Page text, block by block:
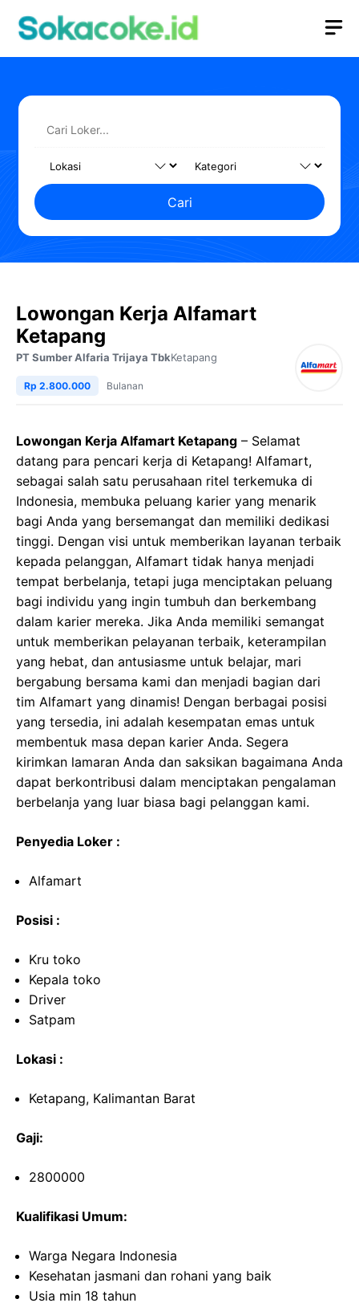
Cari
Lowongan Kerja Alfamart
Ketapang
PT Sumber Alfaria Trijaya TbkKetapang
Rp 2.800.000 Bulanan
Lowongan Kerja Alfamart Ketapang – Selamat
datang para pencari kerja di Ketapang! Alfamart,
sebagai salah satu perusahaan ritel terkemuka di
Indonesia, membuka peluang karier yang menarik
bagi Anda yang bersemangat dan memiliki dedikasi
tinggi. Dengan visi untuk memberikan layanan terbaik
kepada pelanggan, Alfamart tidak hanya menjadi
tempat berbelanja, tetapi juga menciptakan peluang
bagi individu yang ingin tumbuh dan berkembang
dalam karier mereka. Jika Anda memiliki semangat
untuk memberikan pelayanan terbaik, keterampilan
yang hebat, dan antusiasme untuk belajar, mari
bergabung bersama kami dan menjadi bagian dari
tim Alfamart yang dinamis! Dengan berbagai posisi
yang tersedia, ini adalah kesempatan emas untuk
membentuk masa depan karier Anda. Segera
kirimkan lamaran Anda dan saksikan bagaimana Anda
dapat berkontribusi dalam menciptakan pengalaman
berbelanja yang luar biasa bagi pelanggan kami.
Penyedia Loker :
Alfamart
Posisi :
Kru toko
Kepala toko
Driver
Satpam
Lokasi :
Ketapang, Kalimantan Barat
Gaji:
2800000
Kualifikasi Umum:
Warga Negara Indonesia
Kesehatan jasmani dan rohani yang baik
Usia min 18 tahun